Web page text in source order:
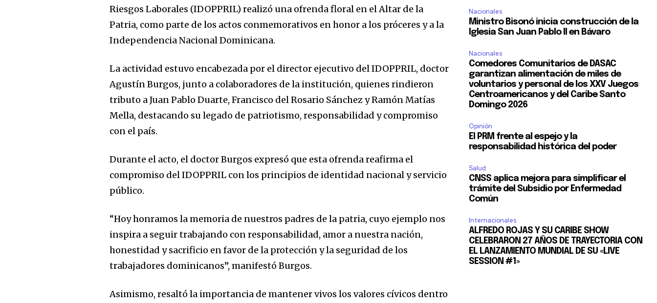
Riesgos Laborales (IDOPPRIL) realizó una ofrenda floral en el Altar de la
Patria, como parte de los actos conmemorativos en honor a los próceres y a la
Independencia Nacional Dominicana.
La actividad estuvo encabezada por el director ejecutivo del IDOPPRIL, doctor
Agustín Burgos, junto a colaboradores de la institución, quienes rindieron
tributo a Juan Pablo Duarte, Francisco del Rosario Sánchez y Ramón Matías
Mella, destacando su legado de patriotismo, responsabilidad y compromiso
con el país.
Durante el acto, el doctor Burgos expresó que esta ofrenda reafirma el
compromiso del IDOPPRIL con los principios de identidad nacional y servicio
público.
“Hoy honramos la memoria de nuestros padres de la patria, cuyo ejemplo nos
inspira a seguir trabajando con responsabilidad, amor a nuestra nación,
honestidad y sacrificio en favor de la protección y la seguridad de los
trabajadores dominicanos”, manifestó Burgos.
Asimismo, resaltó la importancia de mantener vivos los valores cívicos dentro
Nacionales
Ministro Bisonó inicia construcción de la
Iglesia San Juan Pablo II en Bávaro
Nacionales
Comedores Comunitarios de DASAC
garantizan alimentación de miles de
voluntarios y personal de los XXV Juegos
Centroamericanos y del Caribe Santo
Domingo 2026
Opinión
El PRM frente al espejo y la
responsabilidad histórica del poder
Salud
CNSS aplica mejora para simplificar el
trámite del Subsidio por Enfermedad
Común
Internacionales
ALFREDO ROJAS Y SU CARIBE SHOW
CELEBRARON 27 AÑOS DE TRAYECTORIA CON
EL LANZAMIENTO MUNDIAL DE SU «LIVE
SESSION #1»